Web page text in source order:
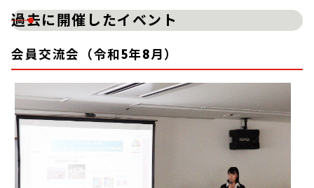
過去に開催したイベント
会員交流会（令和5年8月）